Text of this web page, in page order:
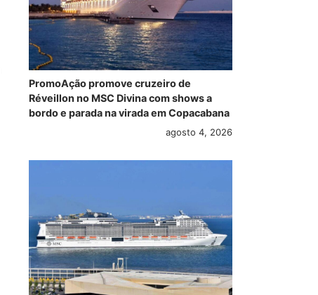
PromoAção promove cruzeiro de
Réveillon no MSC Divina com shows a
bordo e parada na virada em Copacabana
agosto 4, 2026